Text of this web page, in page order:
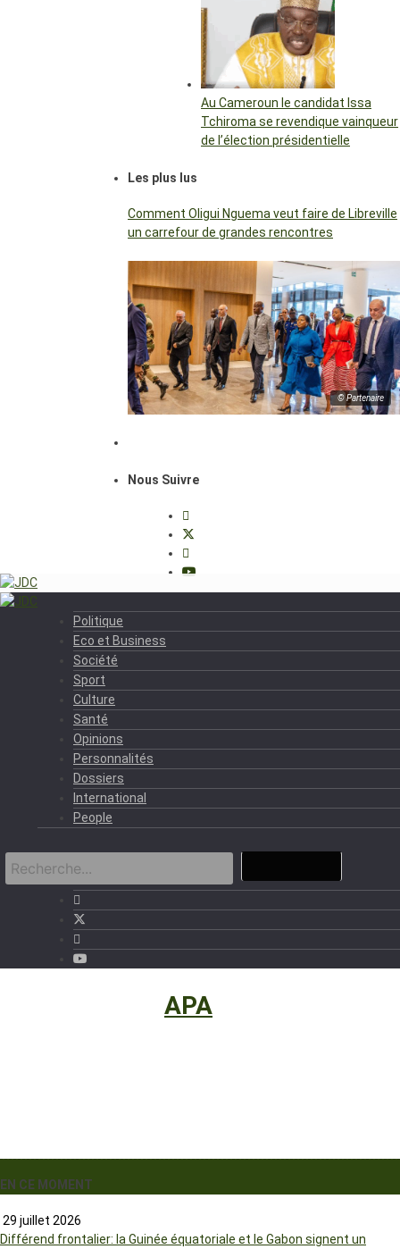
Au Cameroun le candidat Issa
Tchiroma se revendique vainqueur
de l’élection présidentielle
Les plus lus
Comment Oligui Nguema veut faire de Libreville
un carrefour de grandes rencontres
© Partenaire
Nous Suivre
Politique
Eco et Business
Société
Sport
Culture
Santé
Opinions
Personnalités
Dossiers
International
People
APA
EN CE MOMENT
29 juillet 2026
Différend frontalier: la Guinée équatoriale et le Gabon signent un